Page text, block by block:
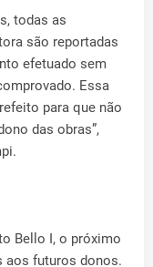
todas as
são reportadas
efetuado sem
Essa
para que não
das obras”,
Bello I, o próximo
aos futuros donos.